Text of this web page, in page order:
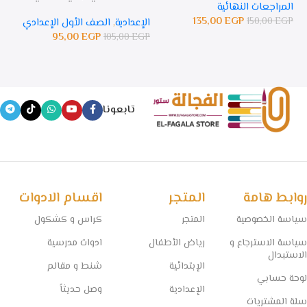
المراجعات النهائية
150,00EGP
135,00EGP
الإعدادية, الصف الأول الإعدادي
105,00EGP
95,00EGP
تابعونا
روابط هامة
سياسة الخصوصية
سياسة الاسترجاع و
الاستبدال
لوحة حسابي
سلة المشتريات
المتجر
المتجر
رياض الأطفال
الإبتدائية
الإعدادية
اقسام الادوات
كراس و كشكول
ادوات مدرسية
شنط و مقالم
وصل حديثاً